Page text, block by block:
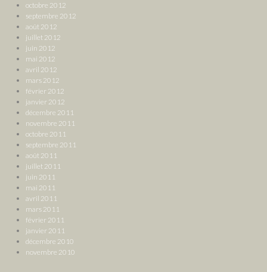
octobre 2012
septembre 2012
août 2012
juillet 2012
juin 2012
mai 2012
avril 2012
mars 2012
février 2012
janvier 2012
décembre 2011
novembre 2011
octobre 2011
septembre 2011
août 2011
juillet 2011
juin 2011
mai 2011
avril 2011
mars 2011
février 2011
janvier 2011
décembre 2010
novembre 2010